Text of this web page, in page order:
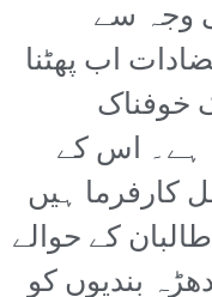
وجہ سے
اب پھٹنا
خوفناک
ہے۔ اس کے
کارفرما ہیں
کے حوالے
بندیوں کو